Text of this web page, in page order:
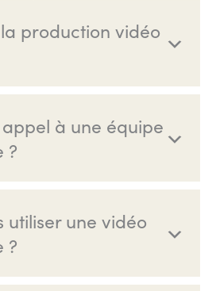
production vidéo
à une équipe
?
utiliser une vidéo
?